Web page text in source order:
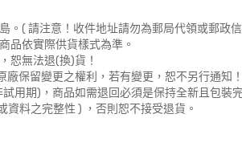
( 請注意！收件地址請勿為郵局代領或郵政
品依實際供貨樣式為準。
恕無法退(換)貨！
保留變更之權利，若有變更，恕不另行通知！
用期)，商品如需退回必須是保持全新且包裝
料之完整性 ) ，否則恕不接受退貨。